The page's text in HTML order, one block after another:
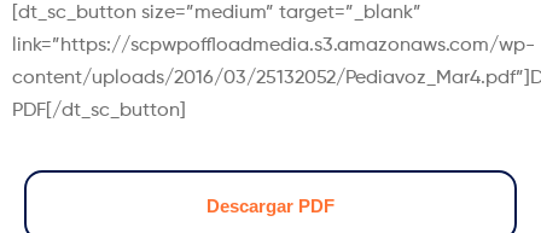
[dt_sc_button size=”medium” target=”_blank”
link=”https://scpwpoffloadmedia.s3.amazonaws.com/wp-
content/uploads/2016/03/25132052/
PDF[/dt_sc_button]
Descargar PDF